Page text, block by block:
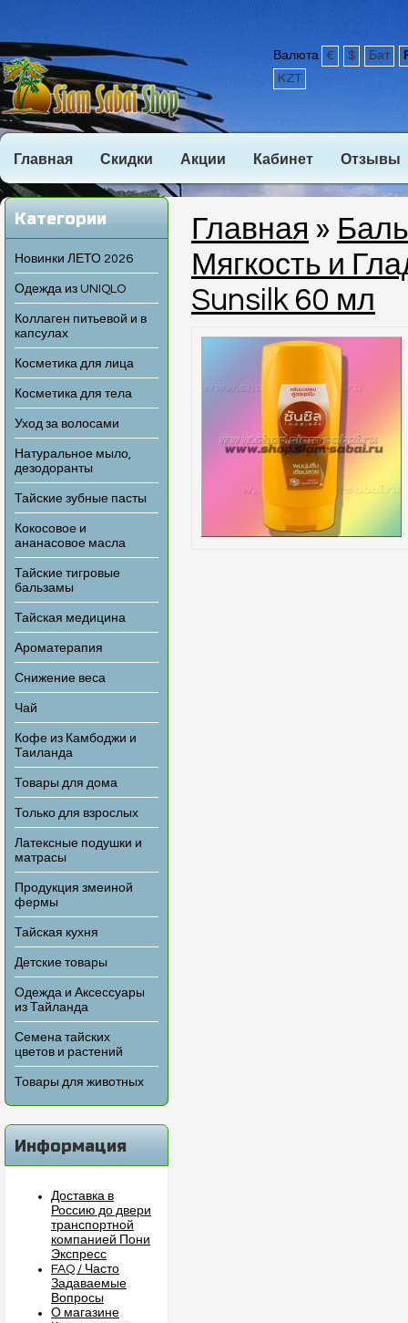
Валюта € $ Бат
KZT
Главная Скидки Акции Кабинет Отзывы
Категории
Новинки ЛЕТО 2026
Одежда из UNIQLO
Коллаген питьевой и в
капсулах
Косметика для лица
Косметика для тела
Уход за волосами
Натуральное мыло,
дезодоранты
Тайские зубные пасты
Кокосовое и
ананасовое масла
Тайские тигровые
бальзамы
Тайская медицина
Ароматерапия
Снижение веса
Чай
Кофе из Камбоджи и
Таиланда
Товары для дома
Только для взрослых
Латексные подушки и
матрасы
Продукция змеиной
фермы
Тайская кухня
Детские товары
Одежда и Аксессуары
из Тайланда
Семена тайских
цветов и растений
Товары для животных
Информация
Доставка в
Россию до двери
транспортной
компанией Пони
Экспресс
FAQ / Часто
Задаваемые
Вопросы
О магазине
Главная »
Мягкость и
Sunsilk 60 мл